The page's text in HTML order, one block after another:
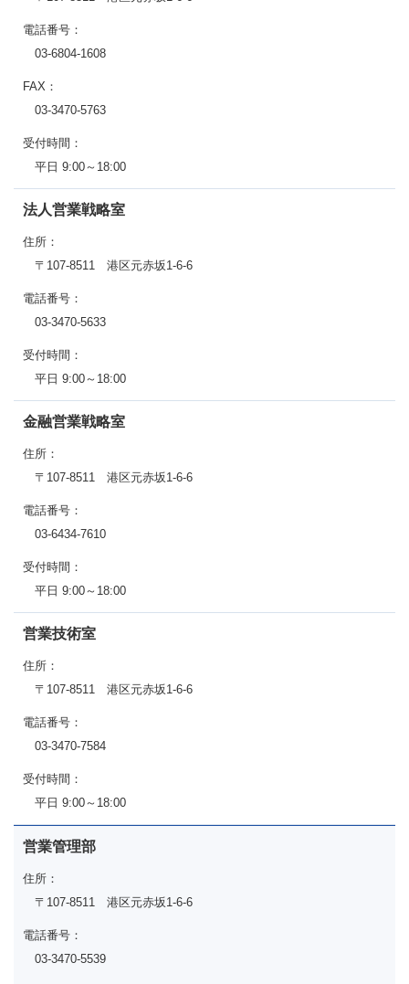
電話番号：
03-6804-1608
FAX：
03-3470-5763
受付時間：
平日 9:00～18:00
法人営業戦略室
住所：
〒107-8511 港区元赤坂1-6-6
電話番号：
03-3470-5633
受付時間：
平日 9:00～18:00
金融営業戦略室
住所：
〒107-8511 港区元赤坂1-6-6
電話番号：
03-6434-7610
受付時間：
平日 9:00～18:00
営業技術室
住所：
〒107-8511 港区元赤坂1-6-6
電話番号：
03-3470-7584
受付時間：
平日 9:00～18:00
営業管理部
住所：
〒107-8511 港区元赤坂1-6-6
電話番号：
03-3470-5539